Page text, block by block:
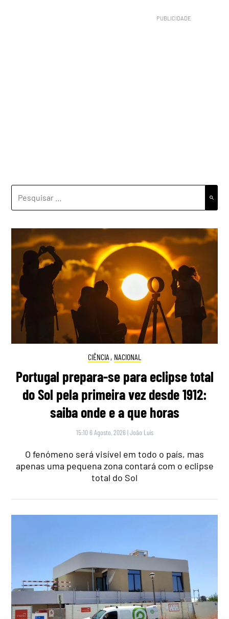
POR:
CIÊNCIA , NACIONAL
Portugal prepara-se para eclipse total
do Sol pela primeira vez desde 1912:
saiba onde e a que horas
15:10 6 Agosto, 2026 |João Luís
O fenómeno será visível em todo o país, mas
apenas uma pequena zona contará com o eclipse
total do Sol